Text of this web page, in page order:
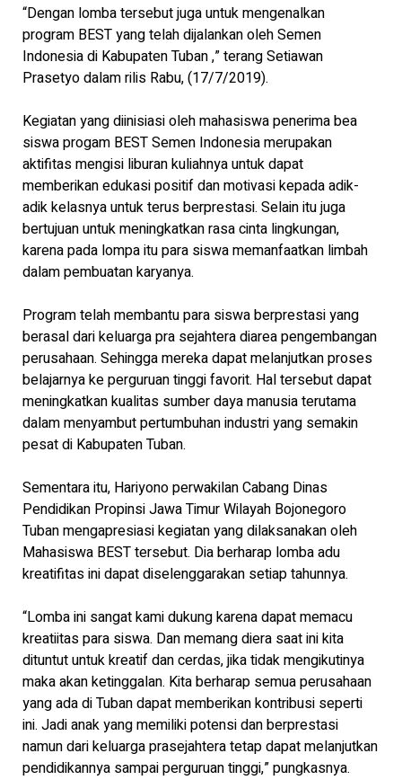
“Dengan lomba tersebut juga untuk mengenalkan
program BEST yang telah dijalankan oleh Semen
Indonesia di Kabupaten Tuban ,” terang Setiawan
Prasetyo dalam rilis Rabu, (17/7/2019).
Kegiatan yang diinisiasi oleh mahasiswa penerima bea
siswa progam BEST Semen Indonesia merupakan
aktifitas mengisi liburan kuliahnya untuk dapat
memberikan edukasi positif dan motivasi kepada adik-
adik kelasnya untuk terus berprestasi. Selain itu juga
bertujuan untuk meningkatkan rasa cinta lingkungan,
karena pada lompa itu para siswa memanfaatkan limbah
dalam pembuatan karyanya.
Program telah membantu para siswa berprestasi yang
berasal dari keluarga pra sejahtera diarea pengembangan
perusahaan. Sehingga mereka dapat melanjutkan proses
belajarnya ke perguruan tinggi favorit. Hal tersebut dapat
meningkatkan kualitas sumber daya manusia terutama
dalam menyambut pertumbuhan industri yang semakin
pesat di Kabupaten Tuban.
Sementara itu, Hariyono perwakilan Cabang Dinas
Pendidikan Propinsi Jawa Timur Wilayah Bojonegoro
Tuban mengapresiasi kegiatan yang dilaksanakan oleh
Mahasiswa BEST tersebut. Dia berharap lomba adu
kreatifitas ini dapat diselenggarakan setiap tahunnya.
“Lomba ini sangat kami dukung karena dapat memacu
kreatiitas para siswa. Dan memang diera saat ini kita
dituntut untuk kreatif dan cerdas, jika tidak mengikutinya
maka akan ketinggalan. Kita berharap semua perusahaan
yang ada di Tuban dapat memberikan kontribusi seperti
ini. Jadi anak yang memiliki potensi dan berprestasi
namun dari keluarga prasejahtera tetap dapat melanjutkan
pendidikannya sampai perguruan tinggi,” pungkasnya.